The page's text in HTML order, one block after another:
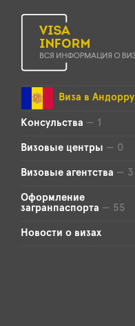
Виза в Андорру
Консульства — 1
Визовые центры — 0
Визовые агентства — 3
Оформление
загранпаспорта — 55
Новости о визах